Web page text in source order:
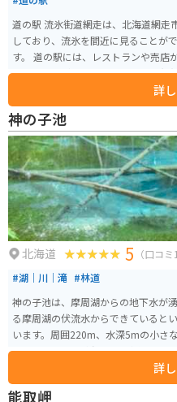
道の駅 流氷街道網走は、北海道網走
しており、流氷を間近に見ることが
す。 道の駅には、レストランや売店があり、地元の新鮮な海産物や農産物を
味わうことができます。お土産も充
バイクで訪れる場合、駐車場は広く
ク海沿いの道を走る爽快感は格別で
りとしておきましょう。 網走は、流氷以外にも、網走監獄や博物館網走監獄
などの観光スポットがあります。ま
も魅力です。 網走を訪れた際には、ぜひ道の駅 流氷街道網走に立ち寄ってみ
てください。
詳
神の子池
北海道 5 （口コミ
#湖｜川｜滝 #林道
神の子池は、摩周湖からの地下水が
る摩周湖の伏流水からできていると
います。周囲220m、水深5mの小さ
りと見えます。 水温は年間通して8℃と低く、倒木が青い水の中に腐らずに化
石のように沈んでいます。オショロ
は不思議な美しさがあります。「阿
詳
能取岬